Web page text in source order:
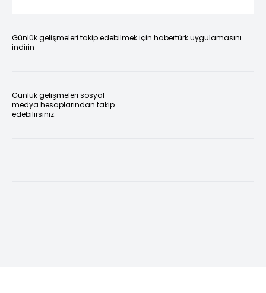
Günlük gelişmeleri takip edebilmek için habertürk uygulamasını
indirin
Günlük gelişmeleri sosyal
medya hesaplarından takip
edebilirsiniz.